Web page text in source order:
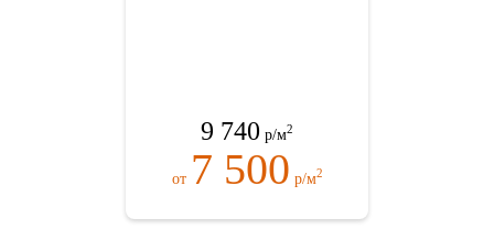
9 740 р/м2
от 7 500 р/м2